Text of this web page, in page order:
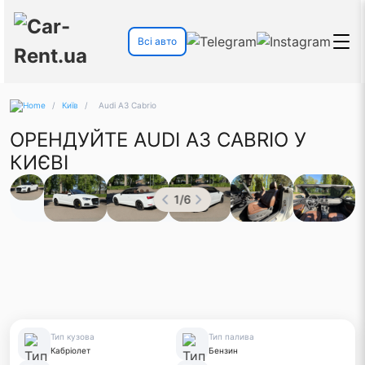
Всі авто
/ Київ / Audi A3 Cabrio
ОРЕНДУЙТЕ AUDI A3 CABRIO У
КИЄВІ
1/6
Тип кузова
Кабріолет
Тип палива
Бензин